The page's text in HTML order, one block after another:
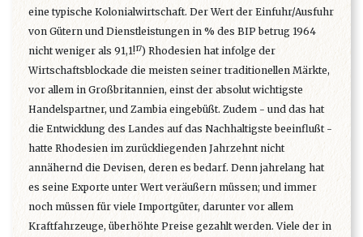
eine typische Kolonialwirtschaft. Der Wert der Einfuhr/Ausfuhr
von Gütern und Dienstleistungen in % des BIP betrug 1964
nicht weniger als 91,1!17) Rhodesien hat infolge der
Wirtschaftsblockade die meisten seiner traditionellen Märkte,
vor allem in Großbritannien, einst der absolut wichtigste
Handelspartner, und Zambia eingebüßt. Zudem - und das hat
die Entwicklung des Landes auf das Nachhaltigste beeinflußt -
hatte Rhodesien im zurückliegenden Jahrzehnt nicht
annähernd die Devisen, deren es bedarf. Denn jahrelang hat
es seine Exporte unter Wert veräußern müssen; und immer
noch müssen für viele Importgüter, darunter vor allem
Kraftfahrzeuge, überhöhte Preise gezahlt werden. Viele der in